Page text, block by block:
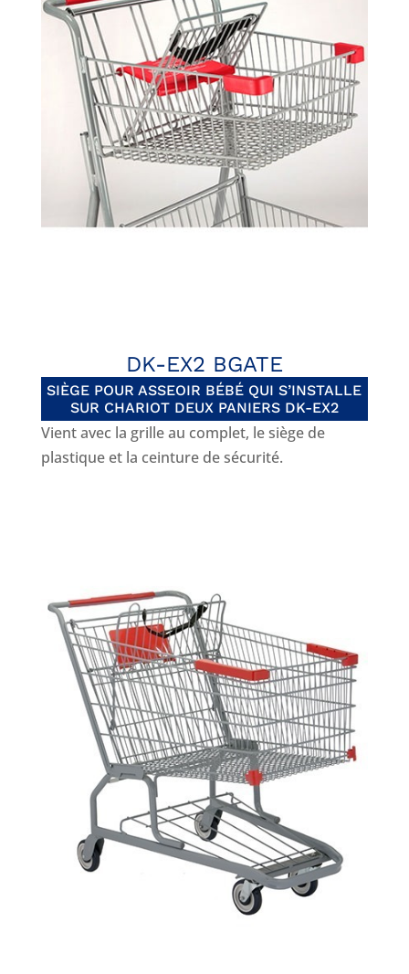
DK-EX2 BGATE
SIÈGE POUR ASSEOIR BÉBÉ QUI S’INSTALLE
SUR CHARIOT DEUX PANIERS DK-EX2
Vient avec la grille au complet, le siège de
plastique et la ceinture de sécurité.